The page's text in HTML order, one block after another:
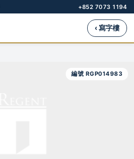
+852 7073 1194
‹ 寫字樓
編號 RGP014983